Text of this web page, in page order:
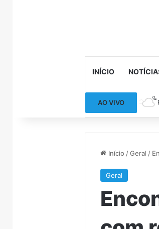
INÍCIO
AO VIVO
Início / Geral /
Geral